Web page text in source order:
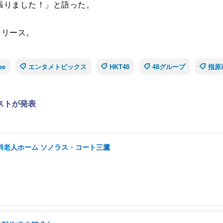
ました！」と語った。
ース。
エンタメトピックス HKT48 48グループ 指原
トが発表
人ホーム ソノラス・コート三鷹